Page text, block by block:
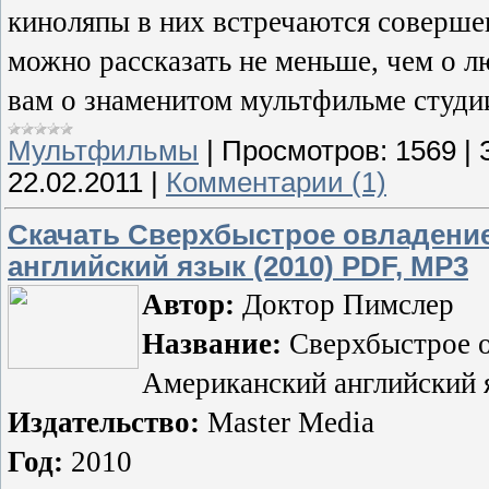
киноляпы в них встречаются
можно рассказать не меньше, чем о
вам о знаменитом мультфильме
Мультфильмы Просмотров: 1569
22.02.2011
Комментарии (1)
Скачать Сверхбыстрое
английский язык (2010) PDF, MP3
Автор: Доктор Пимслер
Название: Сверхбыстрое
Американский английский
Издательство: Master Media
Год: 2010